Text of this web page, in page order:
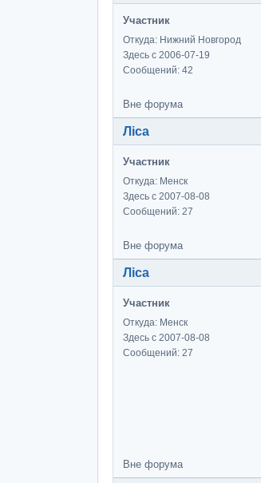
Участник
Откуда: Нижний Новгород
Здесь с 2006-07-19
Сообщений: 42
Вне форума
Ліса
Участник
Откуда: Менск
Здесь с 2007-08-08
Сообщений: 27
Вне форума
Ліса
Участник
Откуда: Менск
Здесь с 2007-08-08
Сообщений: 27
Вне форума